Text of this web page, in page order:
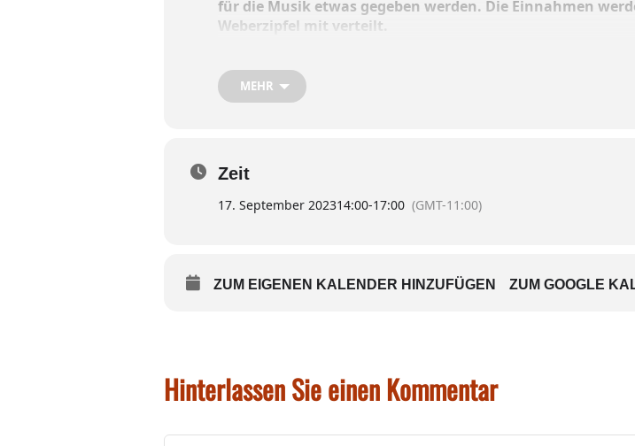
für die Musik etwas gegeben werden. Die Einnahmen
Weberzipfel mit verteilt.
Mit dem Wasserburger Musiker Ben Leinenbach,
MEHR
Zeit
17. September 202314:00-17:00 (GMT-11:00)
ZUM EIGENEN KALENDER HINZUFÜGEN ZUM GOOGLE
Hinterlassen Sie einen Kommentar